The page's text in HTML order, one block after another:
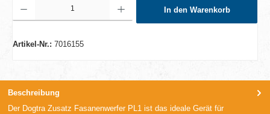
In den Warenkorb
Artikel-Nr.: 7016155
Beschreibung
Der Dogtra Zusatz Fasanenwerfer PL1 ist das ideale Gerät für